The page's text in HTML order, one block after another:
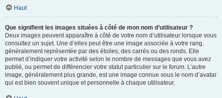
Haut
Que signifient les images situées à côté de mon nom d’utilisateur ?
Deux images peuvent apparaître à côté de votre nom d’utilisateur lorsque vous
consultez un sujet. Une d’elles peut être une image associée à votre rang,
généralement représentée par des étoiles, des carrés ou des ronds. Elle
permet d’indiquer votre activité selon le nombre de messages que vous avez
publié, ou permet de différencier votre statut particulier sur le forum. L’autre
image, généralement plus grande, est une image connue sous le nom d’avatar
qui est bien souvent unique et personnelle à chaque utilisateur.